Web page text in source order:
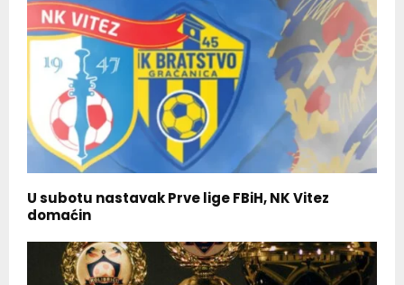
U subotu nastavak Prve lige FBiH, NK Vitez
domaćin